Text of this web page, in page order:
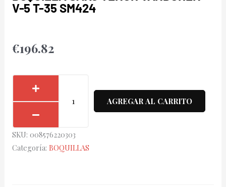
V-5 T-35 SM424
€196.82
V-
5
AGREGAR AL CARRITO
SKU: 008576220303
Categoría: BOQUILLAS